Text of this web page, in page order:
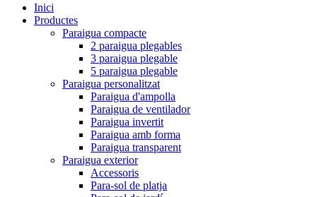
Inici
Productes
Paraigua compacte
2 paraigua plegables
3 paraigua plegable
5 paraigua plegable
Paraigua personalitzat
Paraigua d'ampolla
Paraigua de ventilador
Paraigua invertit
Paraigua amb forma
Paraigua transparent
Paraigua exterior
Accessoris
Para-sol de platja